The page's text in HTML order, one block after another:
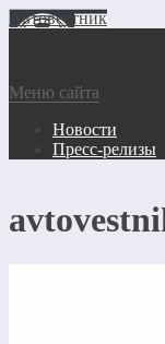
Автовестник
Меню сайта
Новости
Пресс-релизы